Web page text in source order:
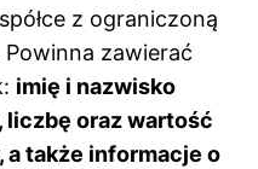
z ograniczoną
zawierać
imię i nazwisko
liczbę oraz wartość
a także informacje o